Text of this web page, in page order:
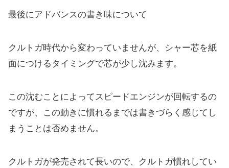
最後にアドバンスの書き味について
クルトガ時代から変わっていませんが、シャー芯を紙
面につけるタイミングで芯が少し沈みます。
この沈むことによってスピードエンジンが回転するの
ですが、この動きに慣れるまでは書きづらく感じてし
まうことは否めません。
クルトガが発売されて長いので、クルトガ慣れしてい